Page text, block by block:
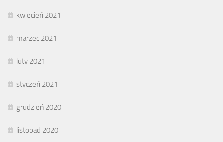
kwiecień 2021
marzec 2021
luty 2021
styczeń 2021
grudzień 2020
listopad 2020